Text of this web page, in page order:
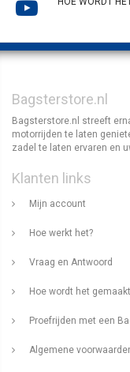
Bagsterstore.nl
Bagsterstore.nl streeft
motorrijden te laten
zadel te laten ervaren en
Klanten links
Mijn account
Hoe werkt het?
Vraag en Antwoord
Hoe wordt het
Proefrijden met een
Algemene